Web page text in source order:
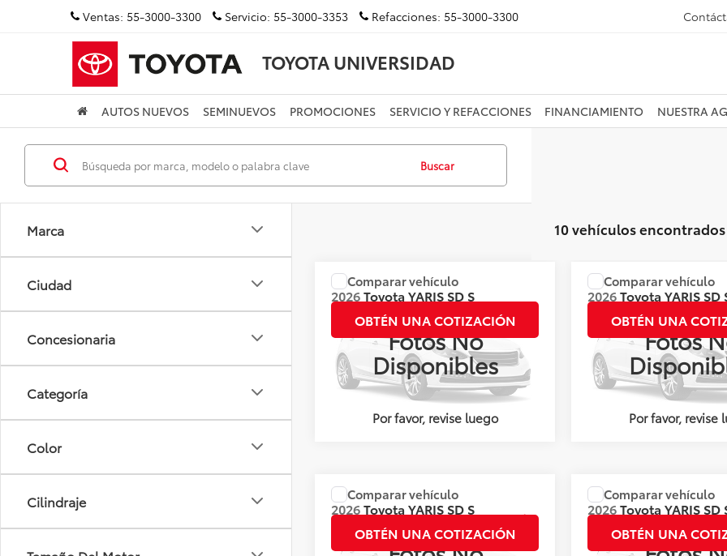
Ventas: 55-3000-3300 Servicio: 55-3000-3353 Refacciones: 55-3000-3300
TOYOTA UNIVERSIDAD
AUTOS NUEVOS SEMINUEVOS PROMOCIONES SERVICIO Y REFACCIONES FINANCIAMIENTO NUESTRA
Marca
Ciudad
Concesionaria
Categoría
Color
Cilindraje
Buscar
10 vehículos encontrados
Fotos No
Disponibles
Por favor, revise luego
2026ToyotaYARIS SD S
CVT HI
144107
Disponible Ext. Int.
Precio: Llámanos para Obtener el Precio
OBTÉN UNA COTIZACIÓN
Comparar vehículo
Fotos
Por favor, revise
2026ToyotaYARIS SD
CVT HI
144095
Disponible
Precio: Llámanos para
OBTÉN UNA
Comparar vehículo
2026ToyotaYARIS SD S
CVT HI
Precio: Llámanos para Obtener el Precio
OBTÉN UNA COTIZACIÓN
Comparar vehículo
2026ToyotaYARIS SD
CVT HI
Precio: Llámanos para
OBTÉN UNA
Comparar vehículo